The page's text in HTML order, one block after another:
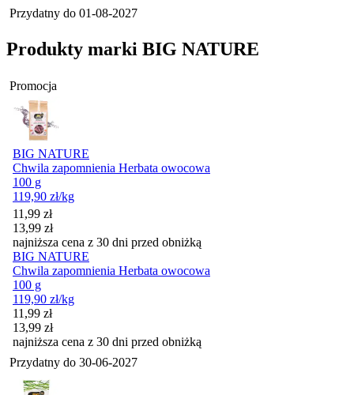
Przydatny do 01-08-2027
Produkty marki BIG NATURE
Promocja
BIG NATURE
Chwila zapomnienia Herbata owocowa
100 g
119,90 zł/kg
Cena promocyjna
11,99 zł
13,99 zł
najniższa cena z 30 dni przed obniżką
BIG NATURE
Chwila zapomnienia Herbata owocowa
100 g
119,90 zł/kg
Cena promocyjna
11,99 zł
13,99 zł
najniższa cena z 30 dni przed obniżką
Przydatny do 30-06-2027